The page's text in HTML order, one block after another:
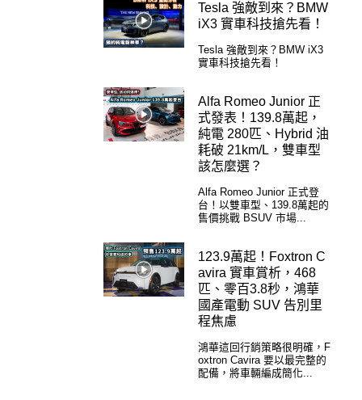
Tesla 強敵到來？BMW
iX3 實車科技搶先看！
Tesla 強敵到來？BMW iX3
實車科技搶先看！
Alfa Romeo Junior 正
式發表！139.8萬起，
純電 280匹、Hybrid 油
耗破 21km/L，雙車型
該怎麼選？
Alfa Romeo Junior 正式登
台！以雙車型、139.8萬起的
售價挑戰 BSUV 市場...
123.9萬起！Foxtron C
avira 實車賞析，468
匹、零百3.8秒，鴻華
國產電動 SUV 告別里
程焦慮
鴻華這回行銷策略很明確，F
oxtron Cavira 要以最完整的
配備，將車輛編成簡化...